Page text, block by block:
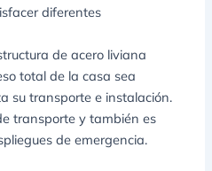
diferentes
de acero liviana
total de la casa sea
su transporte e instalación.
transporte y también es
de emergencia.